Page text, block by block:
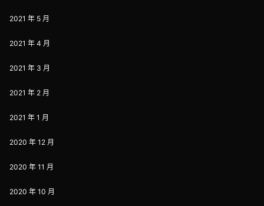
2021 年 5 月
2021 年 4 月
2021 年 3 月
2021 年 2 月
2021 年 1 月
2020 年 12 月
2020 年 11 月
2020 年 10 月